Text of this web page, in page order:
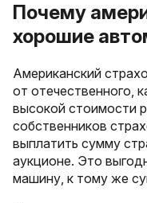
Почему
хорошие
Американский
от отечественного,
высокой стоимости
собственников
выплатить сумму
аукционе. Это
машину, к тому же